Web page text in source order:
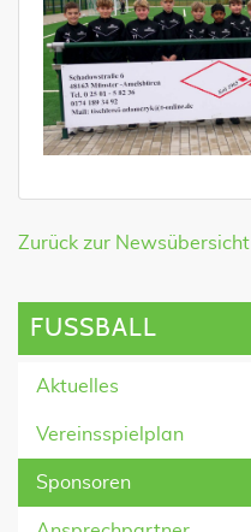
Zurück zur Newsübersicht
FUSSBALL
Aktuelles
Vereinsspielplan
Sponsoren